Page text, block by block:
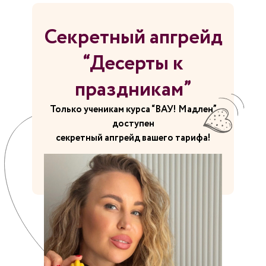
Секретный апгрейд
“Десерты к
праздникам”
Только ученикам курса “ВАУ! Мадлен”
доступен
секретный апгрейд вашего тарифа!